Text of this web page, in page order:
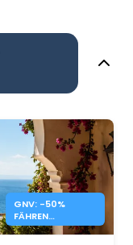
GNV: -50%
FÄHREN
MAROKKO,